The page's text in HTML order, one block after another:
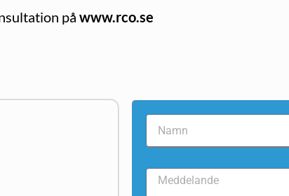
på www.rco.se